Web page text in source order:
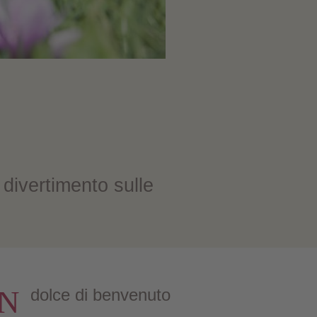
sulle
dolce di benvenuto